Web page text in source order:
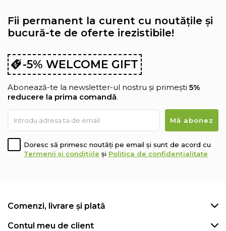
Fii permanent la curent cu noutățile și
bucură-te de oferte irezistibile!
-5% WELCOME GIFT
Abonează-te la newsletter-ul nostru și primești 5%
reducere la prima comandă.
Doresc să primesc noutăți pe email și sunt de acord cu
Termenii și condițiile și Politica de confidențialitate
Comenzi, livrare și plată
Contul meu de client